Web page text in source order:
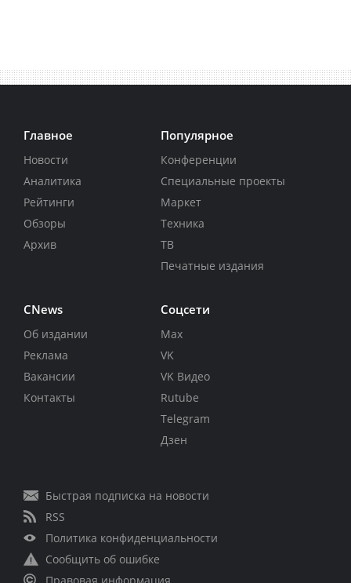
Главное
Новости
Аналитика
Рейтинги
Обзоры
Архив
Популярное
Конференции
Специальные проекты
Маркет
Техника
ТВ
Печатные издания
CNews
Об издании
Реклама
Вакансии
Контакты
Соцсети
Max
VK
VK Видео
Rutube
Telegram
Дзен
Быстрая подписка на новости
RSS
Политика конфиденциальности
Сообщить об ошибке